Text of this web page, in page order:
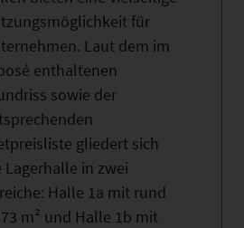
für
Laut dem im
enthaltenen
sowie der
gliedert sich
Lagerhalle in zwei
Halle 1a mit rund
m² und Halle 1b mit